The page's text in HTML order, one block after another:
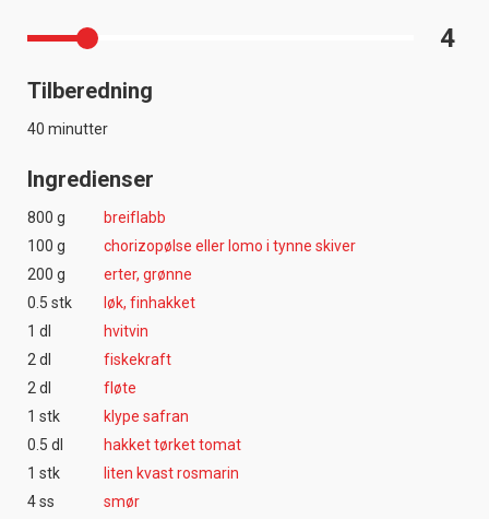
4
Tilberedning
40 minutter
Ingredienser
800 g
breiflabb
100 g
chorizopølse eller lomo i tynne skiver
200 g
erter, grønne
0.5 stk
løk, finhakket
1 dl
hvitvin
2 dl
fiskekraft
2 dl
fløte
1 stk
klype safran
0.5 dl
hakket tørket tomat
1 stk
liten kvast rosmarin
4 ss
smør